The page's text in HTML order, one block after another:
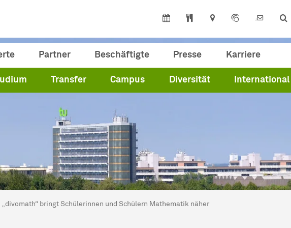
Partner Beschäftigte Presse Karriere
Transfer Campus Diversität International
hier:
„divomath“ bringt Schülerinnen und Schülern Mathematik näher